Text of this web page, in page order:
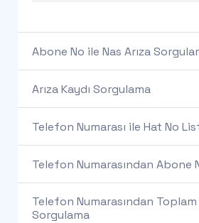
Abone No ile Nas Arıza
Arıza Kaydı Sorgulama
Telefon Numarası ile Hat No
Telefon Numarasından Abone
Telefon Numarasından
Sorgulama